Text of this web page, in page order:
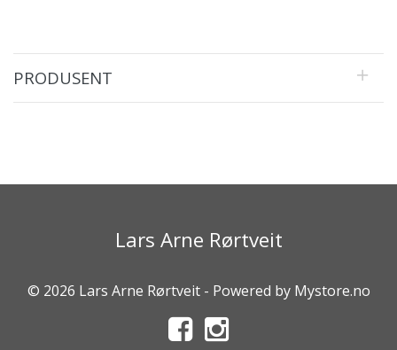
PRODUSENT
Lars Arne Rørtveit
© 2026 Lars Arne Rørtveit - Powered by Mystore.no